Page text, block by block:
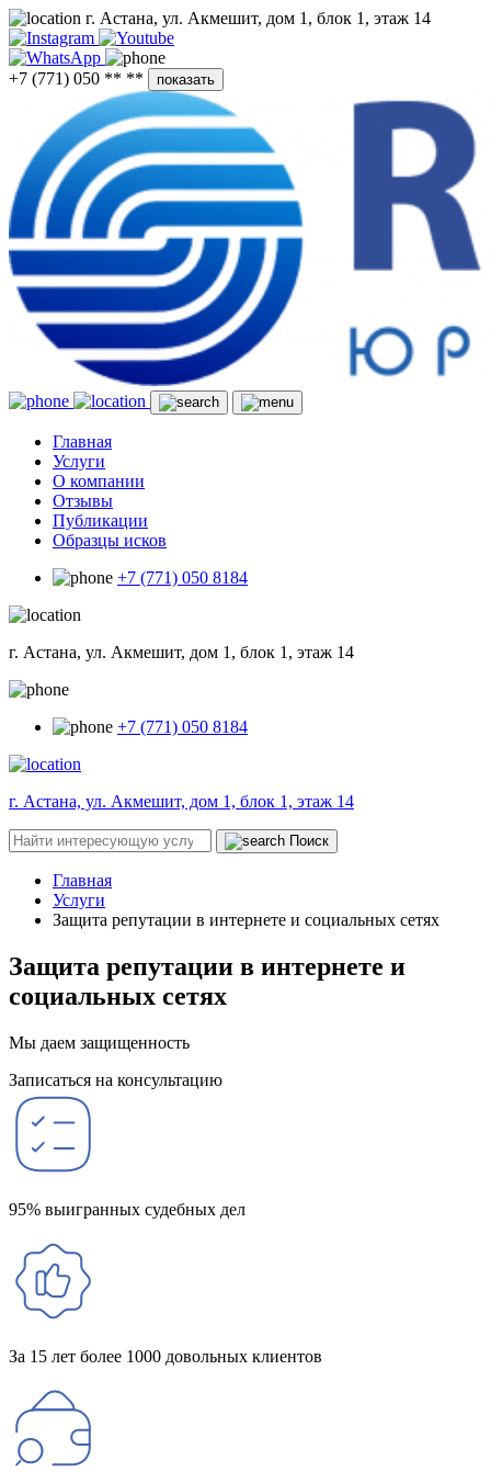
г. Астана, ул. Акмешит, дом 1, блок 1, этаж 14
+7 (771) 050 ** ** показать
Главная
Услуги
О компании
Отзывы
Публикации
Образцы исков
+7 (771) 050 8184
г. Астана, ул. Акмешит, дом 1, блок 1, этаж 14
+7 (771) 050 8184
г. Астана, ул. Акмешит, дом 1, блок 1, этаж 14
Поиск
Главная
Услуги
Защита репутации в интернете и социальных сетях
Защита репутации в интернете и
социальных сетях
Мы даем защищенность
Записаться на консультацию
95% выигранных судебных дел
За 15 лет более 1000 довольных клиентов